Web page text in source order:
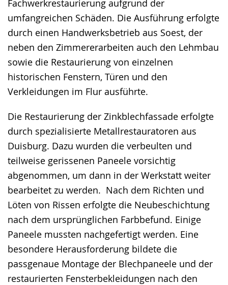
Fachwerkrestaurierung aufgrund der
umfangreichen Schäden. Die Ausführung erfolgte
durch einen Handwerksbetrieb aus Soest, der
neben den Zimmererarbeiten auch den Lehmbau
sowie die Restaurierung von einzelnen
historischen Fenstern, Türen und den
Verkleidungen im Flur ausführte.
Die Restaurierung der Zinkblechfassade erfolgte
durch spezialisierte Metallrestauratoren aus
Duisburg. Dazu wurden die verbeulten und
teilweise gerissenen Paneele vorsichtig
abgenommen, um dann in der Werkstatt weiter
bearbeitet zu werden. Nach dem Richten und
Löten von Rissen erfolgte die Neubeschichtung
nach dem ursprünglichen Farbbefund. Einige
Paneele mussten nachgefertigt werden. Eine
besondere Herausforderung bildete die
passgenaue Montage der Blechpaneele und der
restaurierten Fensterbekleidungen nach den